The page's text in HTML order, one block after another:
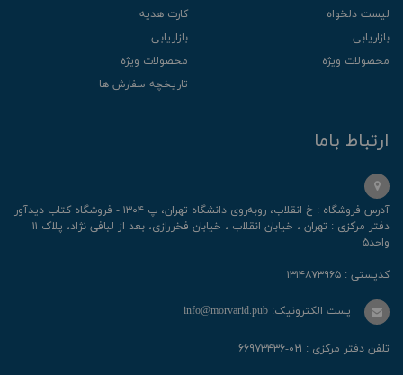
لیست دلخواه
بازاریابی
محصولات ویژه
کارت هدیه
بازاریابی
محصولات ویژه
تاریخچه سفارش ها
ارتباط باما
آدرس فروشگاه : خ انقلاب، رو‌به‌روی دانشگاه تهران، پ ۱۳۰۴ - فروشگاه کتاب دیدآور
دفتر مرکزی : تهران ، خیابان انقلاب ، خیابان فخررازی، بعد از لبافی نژاد، پلاک ۱۱
واحد۵
کدپستی : ۱۳۱۴۸۷۳۹۶۵
پست الکترونیک: info@morvarid.pub
تلفن دفتر مرکزی : ۰۲۱-۶۶۹۷۳۴۳۶